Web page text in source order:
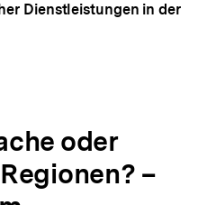
Dienstleistungen in der
oder
–